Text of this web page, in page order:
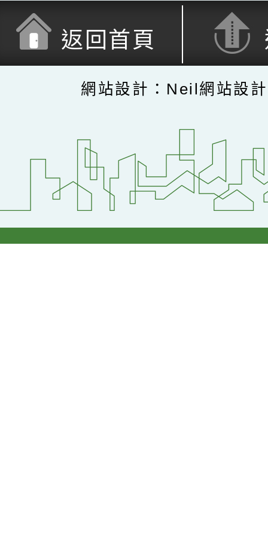
返回首頁
網站設計：Neil網站設